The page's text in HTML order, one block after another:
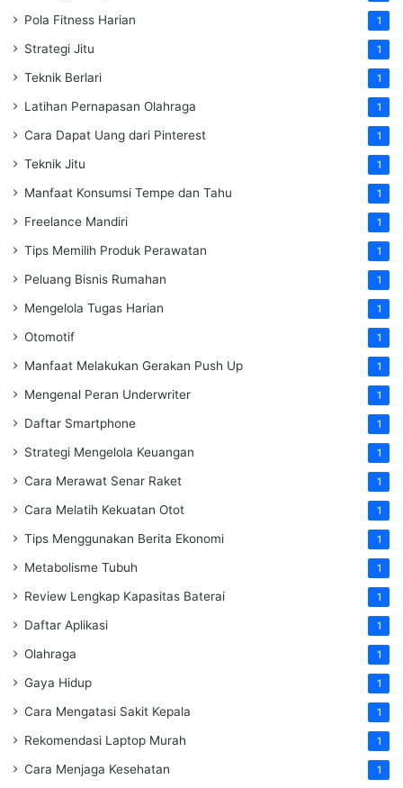
Pola Fitness Harian 1
Strategi Jitu 1
Teknik Berlari 1
Latihan Pernapasan Olahraga 1
Cara Dapat Uang dari Pinterest 1
Teknik Jitu 1
Manfaat Konsumsi Tempe dan Tahu 1
Freelance Mandiri 1
Tips Memilih Produk Perawatan 1
Peluang Bisnis Rumahan 1
Mengelola Tugas Harian 1
Otomotif 1
Manfaat Melakukan Gerakan Push Up 1
Mengenal Peran Underwriter 1
Daftar Smartphone 1
Strategi Mengelola Keuangan 1
Cara Merawat Senar Raket 1
Cara Melatih Kekuatan Otot 1
Tips Menggunakan Berita Ekonomi 1
Metabolisme Tubuh 1
Review Lengkap Kapasitas Baterai 1
Daftar Aplikasi 1
Olahraga 1
Gaya Hidup 1
Cara Mengatasi Sakit Kepala 1
Rekomendasi Laptop Murah 1
Cara Menjaga Kesehatan 1